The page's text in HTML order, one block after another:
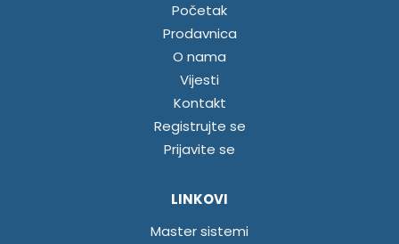
Početak
Prodavnica
O nama
Vijesti
Kontakt
Registrujte se
Prijavite se
LINKOVI
Master sistemi